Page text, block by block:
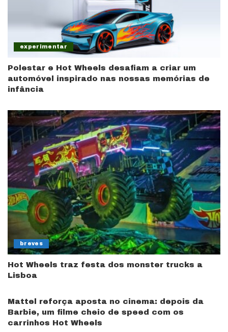
experimentar
Polestar e Hot Wheels desafiam a criar um
automóvel inspirado nas nossas memórias de
infância
breves
Hot Wheels traz festa dos monster trucks a
Lisboa
Mattel reforça aposta no cinema: depois da
Barbie, um filme cheio de speed com os
carrinhos Hot Wheels